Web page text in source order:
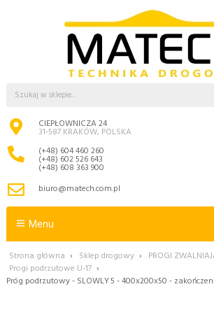
CIEPŁOWNICZA 24
31-587 KRAKÓW, POLSKA
(+48) 604 460 260
(+48) 602 526 643
(+48) 608 363 900
biuro@matech.com.pl
Menu
Strona główna › Sklep drogowy › PROGI
Progi podrzutowe U-17 ›
Próg podrzutowy - SLOWLY 5 - 400x200x50 -